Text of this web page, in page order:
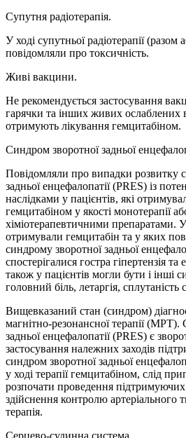
Супутня радіотерапія.
У ході супутньої радіотерапії (разом
повідомляли про токсичність.
Живі вакцини.
Не рекомендується застосування
гарячки та інших живих ослаблених
отримують лікування гемцитабіном.
Синдром зворотної задньої
Повідомляли про випадки розвитку
задньої енцефалопатії (PRES) із
наслідками у пацієнтів, які
гемцитабіном у якості монотерапії
хіміотерапевтичними препаратами. У
отримували гемцитабін та у яких
синдрому зворотної задньої
спостерігалися гостра гіпертензія
також у пацієнтів могли бути і інші
головний біль, летаргія, сплутаність
Вищевказаний стан (синдром)
магнітно-резонансної терапії
задньої енцефалопатії (PRES) є
застосування належних заходів
синдром зворотної задньої
у ході терапії гемцитабіном, слід
розпочати проведення підтримуючих
здійснення контролю артеріального
терапія.
Серцево-судинна система.